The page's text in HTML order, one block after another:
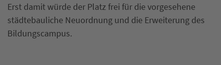
Erst damit würde der Platz frei für die vorgesehene
städtebauliche Neuordnung und die Erweiterung des
Bildungscampus.